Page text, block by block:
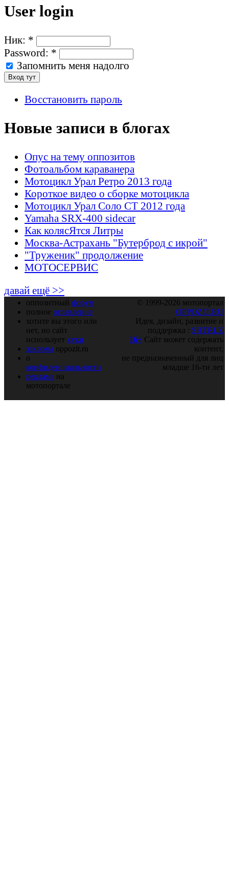
User login
Ник: *
Password: *
Запомнить меня надолго
Восстановить пароль
Новые записи в блогах
Опус на тему оппозитов
Фотоальбом караванера
Мотоцикл Урал Ретро 2013 года
Короткое видео о сборке мотоцикла
Мотоцикл Урал Соло СТ 2012 года
Yamaha SRX-400 sidecar
Как колясЯтся Литры
Москва-Астрахань "Бутерброд с икрой"
"Труженик" продолжение
МОТОСЕРВИС
давай ещё >>
оппозитный форум
полное оглавление
хотите вы этого или
нет, но сайт
использует куки
закрома oppozit.ru
о
конфиденциальности
реклама на
мотопортале
© 1999-2026 мотопортал
OPPOZIT.RU
Идея, дизайн, развитие и
поддержка : SHTRLZ
16+ Сайт может содержать
контент,
не предназначенный для лиц
младше 16-ти лет